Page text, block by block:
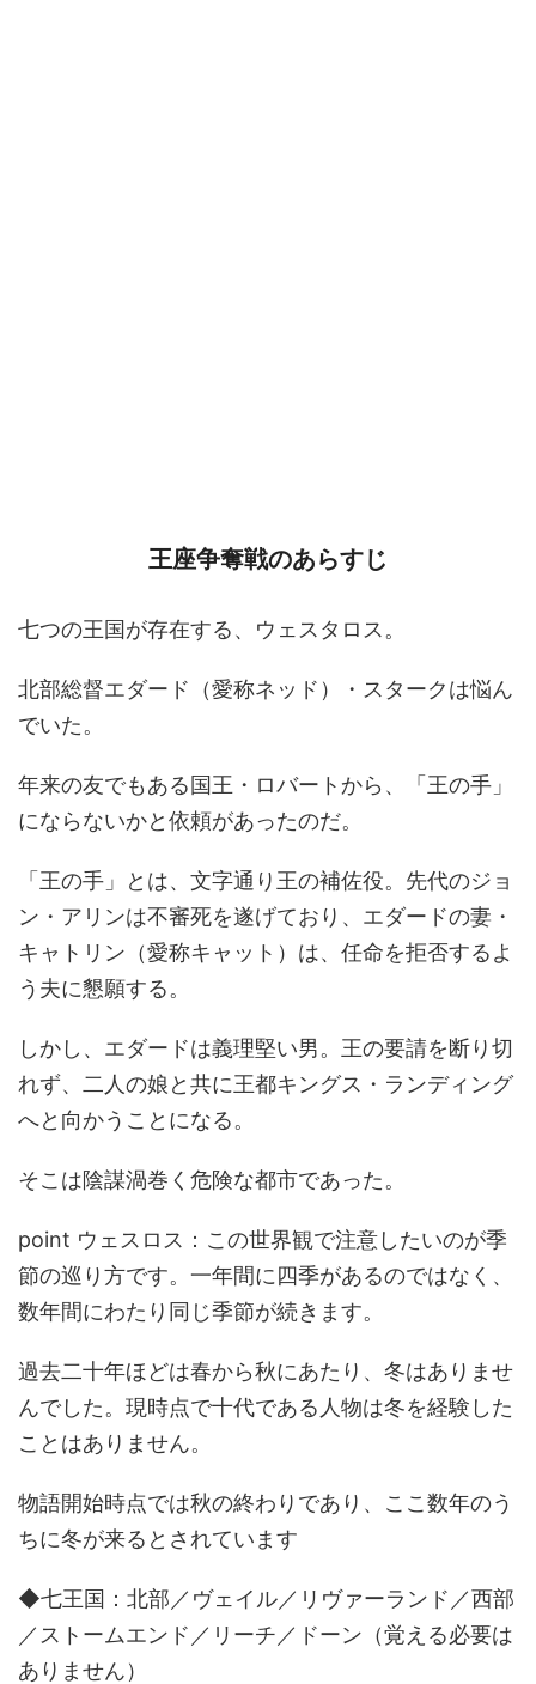
王座争奪戦のあらすじ
七つの王国が存在する、ウェスタロス。
北部総督エダード（愛称ネッド）・スタークは悩ん
でいた。
年来の友でもある国王・ロバートから、「王の手」
にならないかと依頼があったのだ。
「王の手」とは、文字通り王の補佐役。先代のジョ
ン・アリンは不審死を遂げており、エダードの妻・
キャトリン（愛称キャット）は、任命を拒否するよ
う夫に懇願する。
しかし、エダードは義理堅い男。王の要請を断り切
れず、二人の娘と共に王都キングス・ランディング
へと向かうことになる。
そこは陰謀渦巻く危険な都市であった。
point ウェスロス：この世界観で注意したいのが季
節の巡り方です。一年間に四季があるのではなく、
数年間にわたり同じ季節が続きます。
過去二十年ほどは春から秋にあたり、冬はありませ
んでした。現時点で十代である人物は冬を経験した
ことはありません。
物語開始時点では秋の終わりであり、ここ数年のう
ちに冬が来るとされています
◆七王国：北部／ヴェイル／リヴァーランド／西部
／ストームエンド／リーチ／ドーン（覚える必要は
ありません）